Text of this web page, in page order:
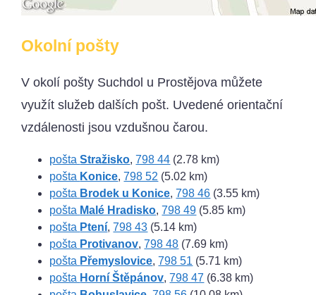
Okolní pošty
V okolí pošty Suchdol u Prostějova můžete
využít služeb dalších pošt. Uvedené orientační
vzdálenosti jsou vzdušnou čarou.
poštaStražisko,798 44 (2.78 km)
pošta Konice,798 52 (5.02 km)
pošta Brodek u Konice,798 46 (3.55 km)
pošta Malé Hradisko,798 49 (5.85 km)
pošta Ptení,798 43 (5.14 km)
pošta Protivanov,798 48 (7.69 km)
pošta Přemyslovice,798 51 (5.71 km)
pošta Horní Štěpánov,798 47 (6.38 km)